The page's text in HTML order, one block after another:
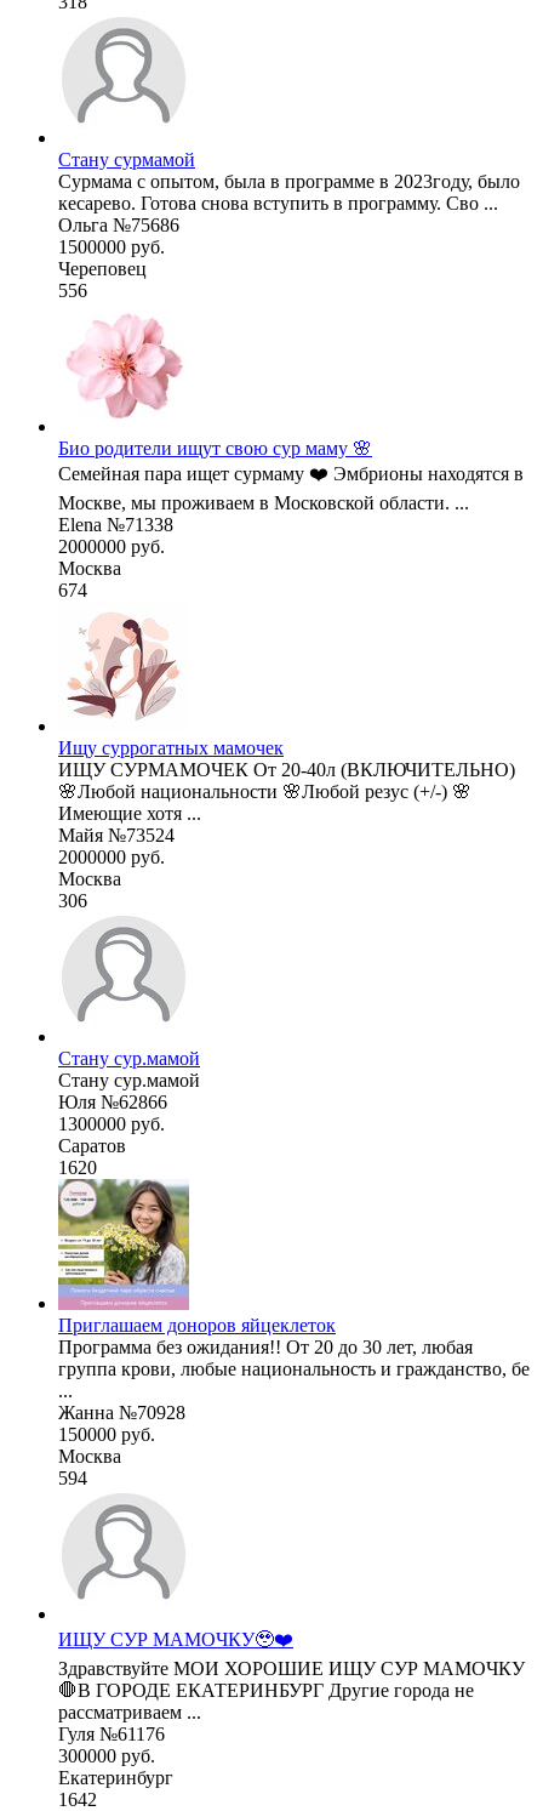
Стану сурмамой
Сурмама с опытом, была в программе в 2023году, было
кесарево. Готова снова вступить в программу. Сво ...
Ольга №75686
1500000 руб.
Череповец
556
Био родители ищут свою сур маму 🌸
Семейная пара ищет сурмаму ❤️ Эмбрионы находятся в
Москве, мы проживаем в Московской области. ...
Elena №71338
2000000 руб.
Москва
674
Ищу суррогатных мамочек
ИЩУ СУРМАМОЧЕК От 20-40л (ВКЛЮЧИТЕЛЬНО)
🌸Любой национальности 🌸Любой резус (+/-) 🌸
Имеющие хотя ...
Майя №73524
2000000 руб.
Москва
306
Стану сур.мамой
Стану сур.мамой
Юля №62866
1300000 руб.
Саратов
1620
Приглашаем доноров яйцеклеток
Программа без ожидания!! От 20 до 30 лет, любая
группа крови, любые национальность и гражданство, бе
...
Жанна №70928
150000 руб.
Москва
594
ИЩУ СУР МАМОЧКУ🥹❤️
Здравствуйте МОИ ХОРОШИЕ ИЩУ СУР МАМОЧКУ
🛑В ГОРОДЕ ЕКАТЕРИНБУРГ Другие города не
рассматриваем ...
Гуля №61176
300000 руб.
Екатеринбург
1642